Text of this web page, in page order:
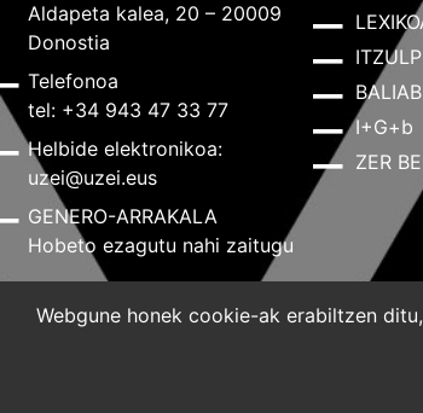
Aldapeta kalea, 20 – 20009
Donostia
Telefonoa
tel: +34 943 47 33 77
Helbide elektronikoa:
uzei@uzei.eus
GENERO-ARRAKALA
Hobeto ezagutu nahi zaitugu
I+G+b
ZER
Lege-oharra
Webgune honek cookie-ak erabiltzen